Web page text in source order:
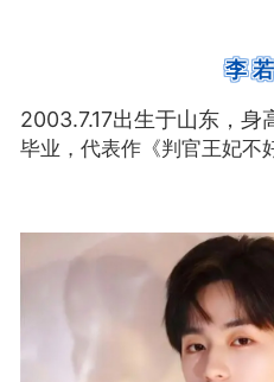
李
2003.7.17出生于山东，身
毕业 ，代表作《判官王妃不